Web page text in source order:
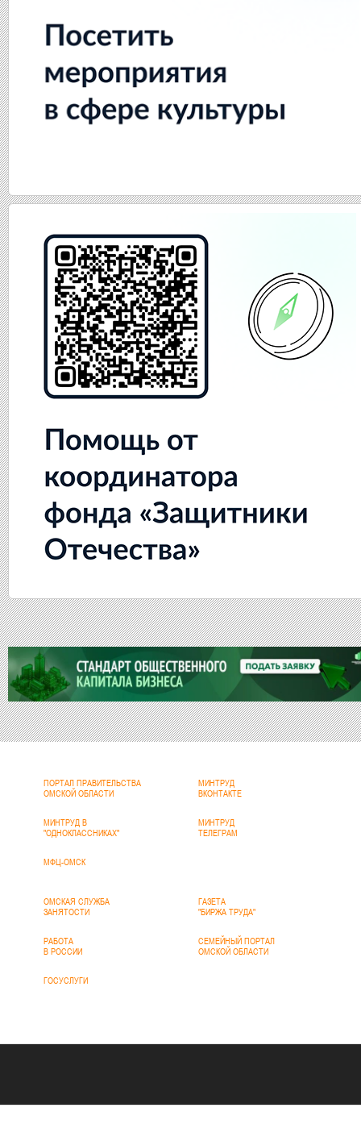
ПОРТАЛ ПРАВИТЕЛЬСТВА
ОМСКОЙ ОБЛАСТИ
МИНТРУД
ВКОНТАКТЕ
МИНТРУД В
"ОДНОКЛАССНИКАХ"
МИНТРУД
ТЕЛЕГРАМ
МФЦ-ОМСК
ОМСКАЯ СЛУЖБА
ЗАНЯТОСТИ
ГАЗЕТА
"БИРЖА ТРУДА"
РАБОТА
В РОССИИ
СЕМЕЙНЫЙ ПОРТАЛ
ОМСКОЙ ОБЛАСТИ
ГОСУСЛУГИ